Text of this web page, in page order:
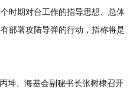
时期对台工作的指导思想、总体
部署攻陆导弹的行动，指称将是
坤、海基会副秘书长张树棣召开